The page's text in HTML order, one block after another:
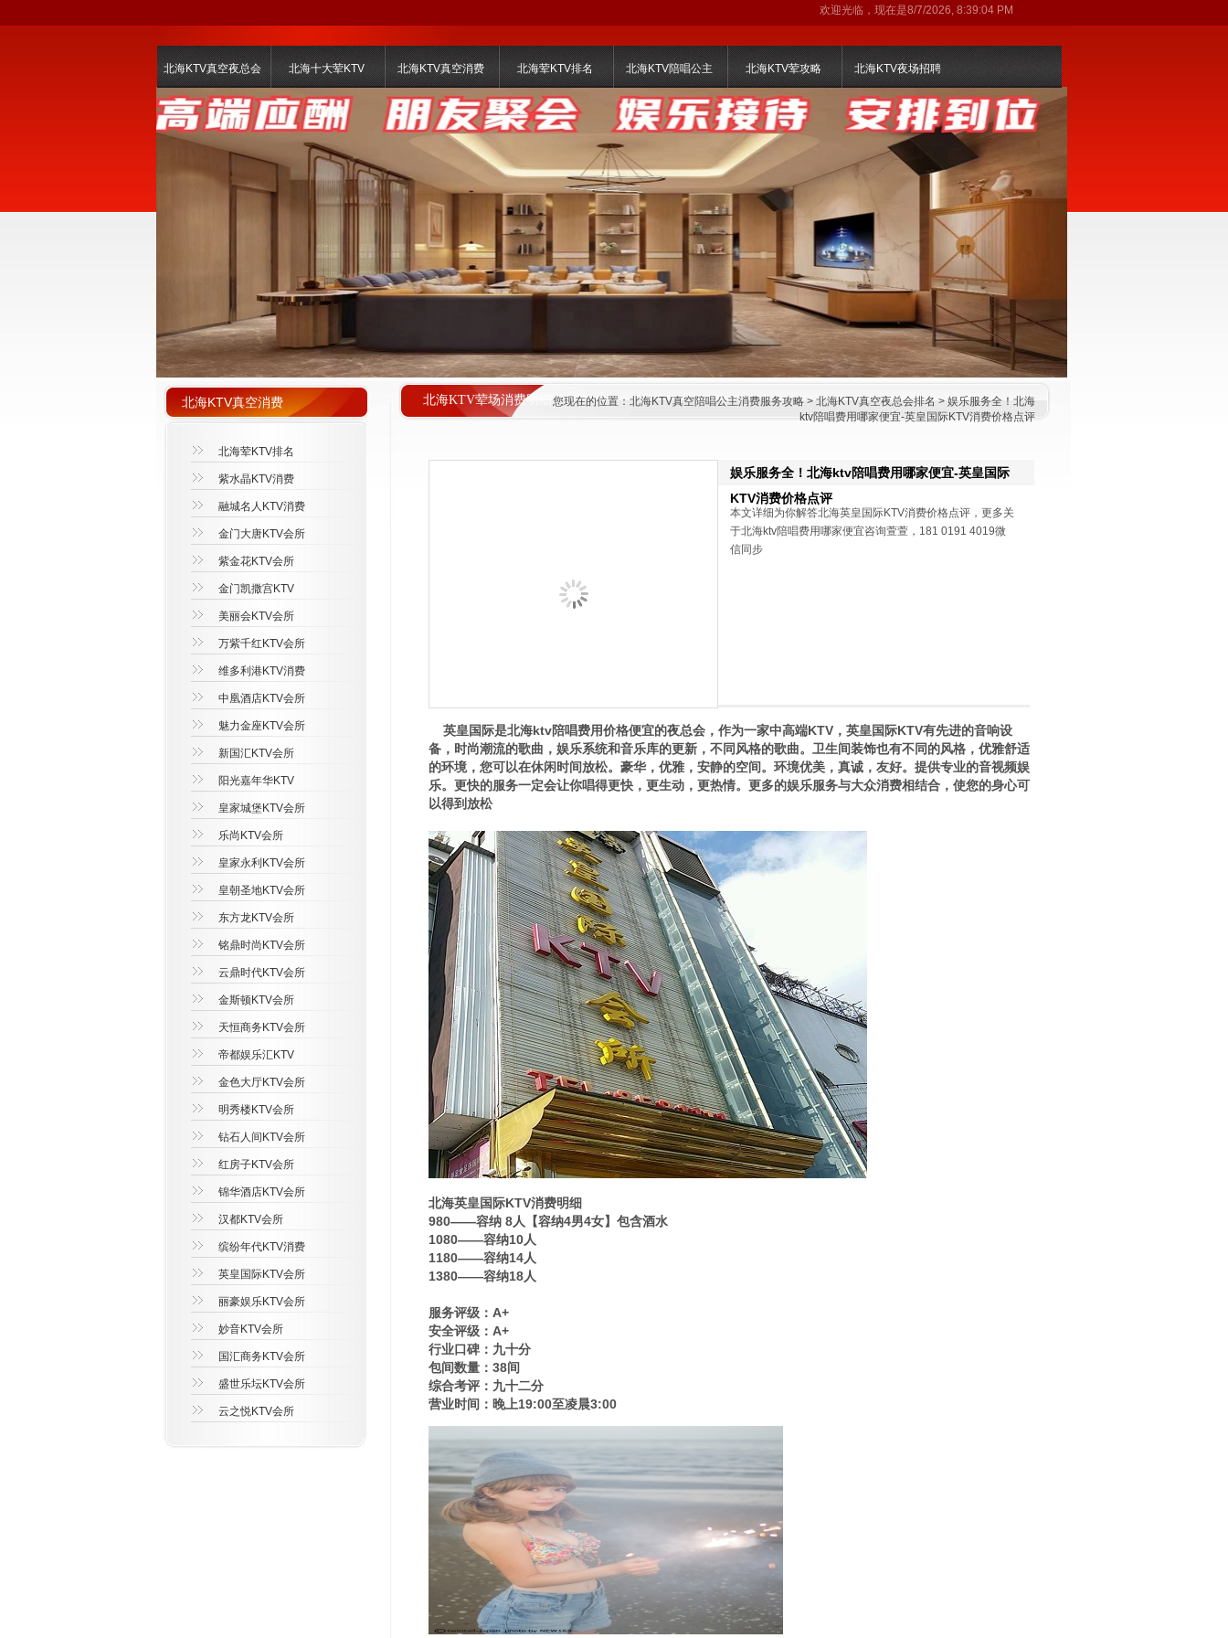
欢迎光临，现在是8/7/2026, 8:39:04 PM
北海KTV真空夜总会 北海十大荤KTV 北海KTV真空消费 北海荤KTV排名 北海KTV陪唱公主 北海KTV荤攻略 北海KTV夜场招聘
北海KTV荤场消费明细 您现在的位置： 北海KTV真空陪唱公主消费服务攻略 > 北海KTV真空夜总会排名 > 娱乐服务全！北海
ktv陪唱费用哪家便宜-英皇国际KTV消费价格点评
北海KTV真空消费
北海荤KTV排名
紫水晶KTV消费
融城名人KTV消费
金门大唐KTV会所
紫金花KTV会所
金门凯撒宫KTV
美丽会KTV会所
万紫千红KTV会所
维多利港KTV消费
中凰酒店KTV会所
魅力金座KTV会所
新国汇KTV会所
阳光嘉年华KTV
皇家城堡KTV会所
乐尚KTV会所
皇家永利KTV会所
皇朝圣地KTV会所
东方龙KTV会所
铭鼎时尚KTV会所
云鼎时代KTV会所
金斯顿KTV会所
天恒商务KTV会所
帝都娱乐汇KTV
金色大厅KTV会所
明秀楼KTV会所
钻石人间KTV会所
红房子KTV会所
锦华酒店KTV会所
汉都KTV会所
缤纷年代KTV消费
英皇国际KTV会所
丽豪娱乐KTV会所
妙音KTV会所
国汇商务KTV会所
盛世乐坛KTV会所
云之悦KTV会所
娱乐服务全！北海ktv陪唱费用哪家便宜-英皇国际
KTV消费价格点评
本文详细为你解答北海英皇国际KTV消费价格点评，更多关
于北海ktv陪唱费用哪家便宜咨询萱萱，181 0191 4019微
信同步
英皇国际是北海ktv陪唱费用价格便宜的夜总会，作为一家中高端KTV，英皇国际KTV有先进的音响设
备，时尚潮流的歌曲，娱乐系统和音乐库的更新，不同风格的歌曲。卫生间装饰也有不同的风格，优雅舒适
的环境，您可以在休闲时间放松。豪华，优雅，安静的空间。环境优美，真诚，友好。提供专业的音视频娱
乐。更快的服务一定会让你唱得更快，更生动，更热情。更多的娱乐服务与大众消费相结合，使您的身心可
以得到放松
北海英皇国际KTV消费明细
980——容纳 8人【容纳4男4女】包含酒水
1080——容纳10人
1180——容纳14人
1380——容纳18人
服务评级：A+
安全评级：A+
行业口碑：九十分
包间数量：38间
综合考评：九十二分
营业时间：晚上19:00至凌晨3:00